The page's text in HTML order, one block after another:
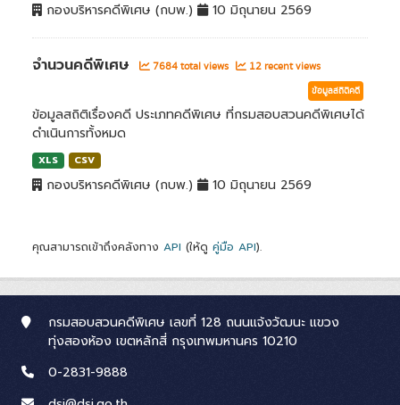
กองบริหารคดีพิเศษ (กบพ.) 10 มิถุนายน 2569
จำนวนคดีพิเศษ 7684 total views 12 recent views
ข้อมูลสถิติคดี
ข้อมูลสถิติเรื่องคดี ประเภทคดีพิเศษ ที่กรมสอบสวนคดีพิเศษได้
ดำเนินการทั้งหมด
XLS CSV
กองบริหารคดีพิเศษ (กบพ.) 10 มิถุนายน 2569
คุณสามารถเข้าถึงคลังทาง API (ให้ดู คู่มือ API).
กรมสอบสวนคดีพิเศษ เลขที่ 128 ถนนแจ้งวัฒนะ แขวง
ทุ่งสองห้อง เขตหลักสี่ กรุงเทพมหานคร 10210
0-2831-9888